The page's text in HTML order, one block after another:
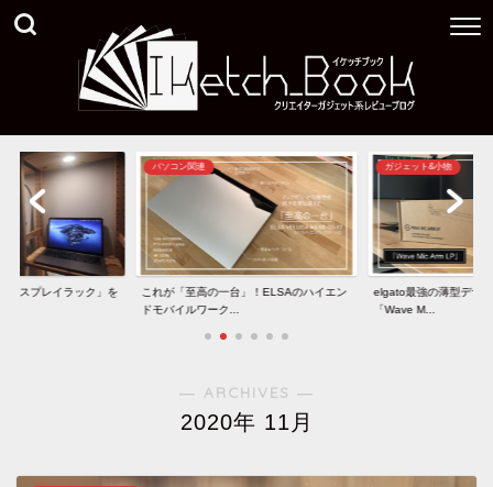
ィスプレイラック」を
パソコン関連
これが「至高の一台」！ELSAのハイエン
ドモバイルワーク...
ガジェット&小物
elgato最強の薄型デザ
「Wave M...
― ARCHIVES ―
2020年 11月